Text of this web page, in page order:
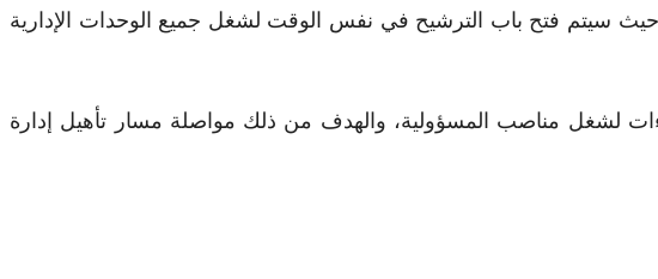
حيث سيتم فتح باب الترشيح في نفس الوقت لشغل جميع الوحدات الإدارية
لشغل مناصب المسؤولية، والهدف من ذلك مواصلة مسار تأهيل إدارة